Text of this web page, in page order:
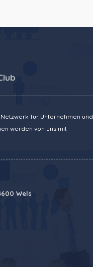
für Unternehmen und
werden von uns mit
Wels